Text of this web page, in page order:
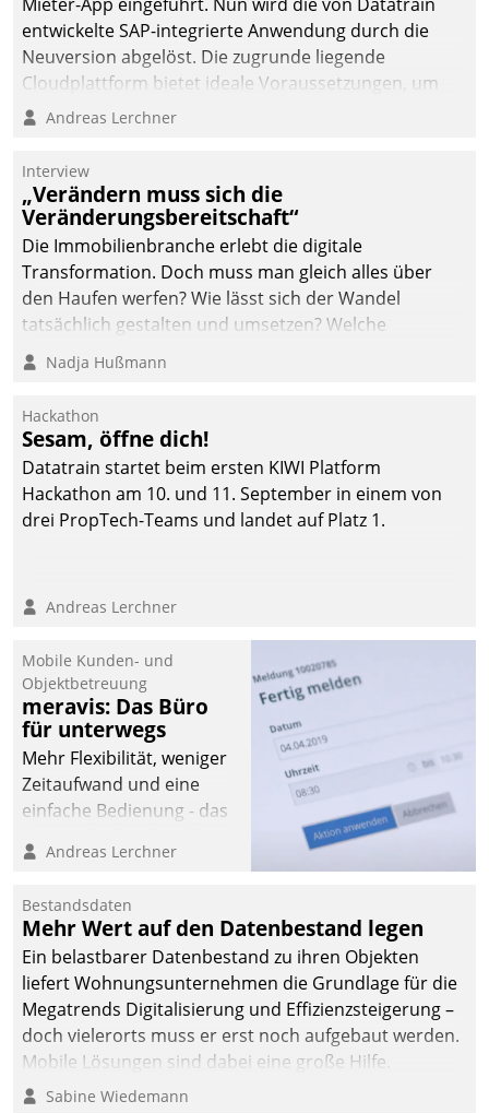
entwickelte SAP-integrierte Anwendung durch die
Neuversion abgelöst. Die zugrunde liegende
Cloudplattform bietet ideale Voraussetzungen, um
die Funktionalität der App zu erweitern und weitere
integrieren.
Andreas Lerchner
Interview
„Verändern muss sich die
Veränderungsbereitschaft“
Die Immobilienbranche erlebt die digitale
Transformation. Doch muss man gleich alles über
den Haufen werfen? Wie lässt sich der Wandel
tatsächlich gestalten und umsetzen? Welche
Argumente zählen wirklich?
Nadja Hußmann
Hackathon
Sesam, öffne dich!
Datatrain startet beim ersten KIWI Platform
Hackathon am 10. und 11. September in einem von
drei PropTech-Teams und landet auf Platz 1.
Andreas Lerchner
Mobile Kunden- und
Objektbetreuung
meravis: Das Büro
für unterwegs
Mehr Flexibilität, weniger
Zeitaufwand und eine
einfache Bedienung - das
Cockpit für mobile
Datatrain. Die meravis
Wohnungsbau- und
Immobilien GmbH hat
sich dabei für den Betrieb
der Lösung über die SAP
Cloud Platform
entschieden - als erstes
Unternehmen am
Andreas Lerchner
Bestandsdaten
Mehr Wert auf den Datenbestand legen
Ein belastbarer Datenbestand zu ihren Objekten
liefert Wohnungsunternehmen die Grundlage für die
Megatrends Digitalisierung und Effizienzsteigerung –
doch vielerorts muss er erst noch aufgebaut werden.
Mobile Lösungen sind dabei eine große Hilfe.
Sabine Wiedemann